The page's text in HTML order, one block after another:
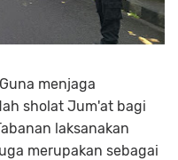
menjaga
sholat Jum'at bagi
laksanakan
merupakan sebagai